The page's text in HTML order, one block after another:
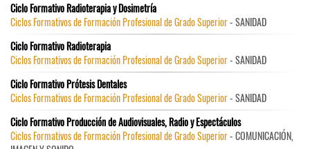
Ciclo Formativo Radioterapia y Dosimetría
Ciclos Formativos de Formación Profesional de Grado Superior- SANIDAD
Ciclo Formativo Radioterapia
Ciclos Formativos de Formación Profesional de Grado Superior- SANIDAD
Ciclo Formativo Prótesis Dentales
Ciclos Formativos de Formación Profesional de Grado Superior- SANIDAD
Ciclo Formativo Producción de Audiovisuales, Radio y Espectáculos
Ciclos Formativos de Formación Profesional de Grado Superior- COMUNICACIÓN,